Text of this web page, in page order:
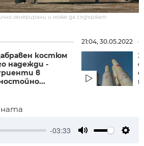
генерирани и може да съдържат
костюм
надежди -
в
21:04, 30.05.2022
-03:33